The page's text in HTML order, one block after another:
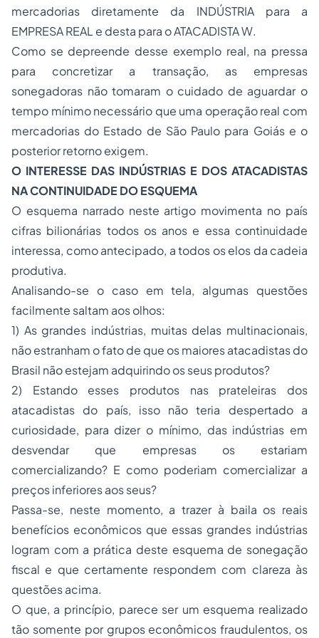
mercadorias diretamente da INDÚSTRIA para a
EMPRESA REAL e desta para o ATACADISTA W.
Como se depreende desse exemplo real, na pressa
para concretizar a transação, as empresas
sonegadoras não tomaram o cuidado de aguardar o
tempo mínimo necessário que uma operação real com
mercadorias do Estado de São Paulo para Goiás e o
posterior retorno exigem.
O INTERESSE DAS INDÚSTRIAS E DOS ATACADISTAS
NA CONTINUIDADE DO ESQUEMA
O esquema narrado neste artigo movimenta no país
cifras bilionárias todos os anos e essa continuidade
interessa, como antecipado, a todos os elos da cadeia
produtiva.
Analisando-se o caso em tela, algumas questões
facilmente saltam aos olhos:
1) As grandes indústrias, muitas delas multinacionais,
não estranham o fato de que os maiores atacadistas do
Brasil não estejam adquirindo os seus produtos?
2) Estando esses produtos nas prateleiras dos
atacadistas do país, isso não teria despertado a
curiosidade, para dizer o mínimo, das indústrias em
desvendar que empresas os estariam
comercializando? E como poderiam comercializar a
preços inferiores aos seus?
Passa-se, neste momento, a trazer à baila os reais
benefícios econômicos que essas grandes indústrias
logram com a prática deste esquema de sonegação
fiscal e que certamente respondem com clareza às
questões acima.
O que, a princípio, parece ser um esquema realizado
tão somente por grupos econômicos fraudulentos, os